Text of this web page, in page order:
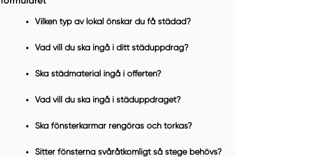
Vilken typ av lokal önskar du få städad?
Vad vill du ska ingå i ditt städuppdrag?
Ska städmaterial ingå i offerten?
Vad vill du ska ingå i städuppdraget?
Ska fönsterkarmar rengöras och torkas?
Sitter fönsterna svåråtkomligt så stege behövs?